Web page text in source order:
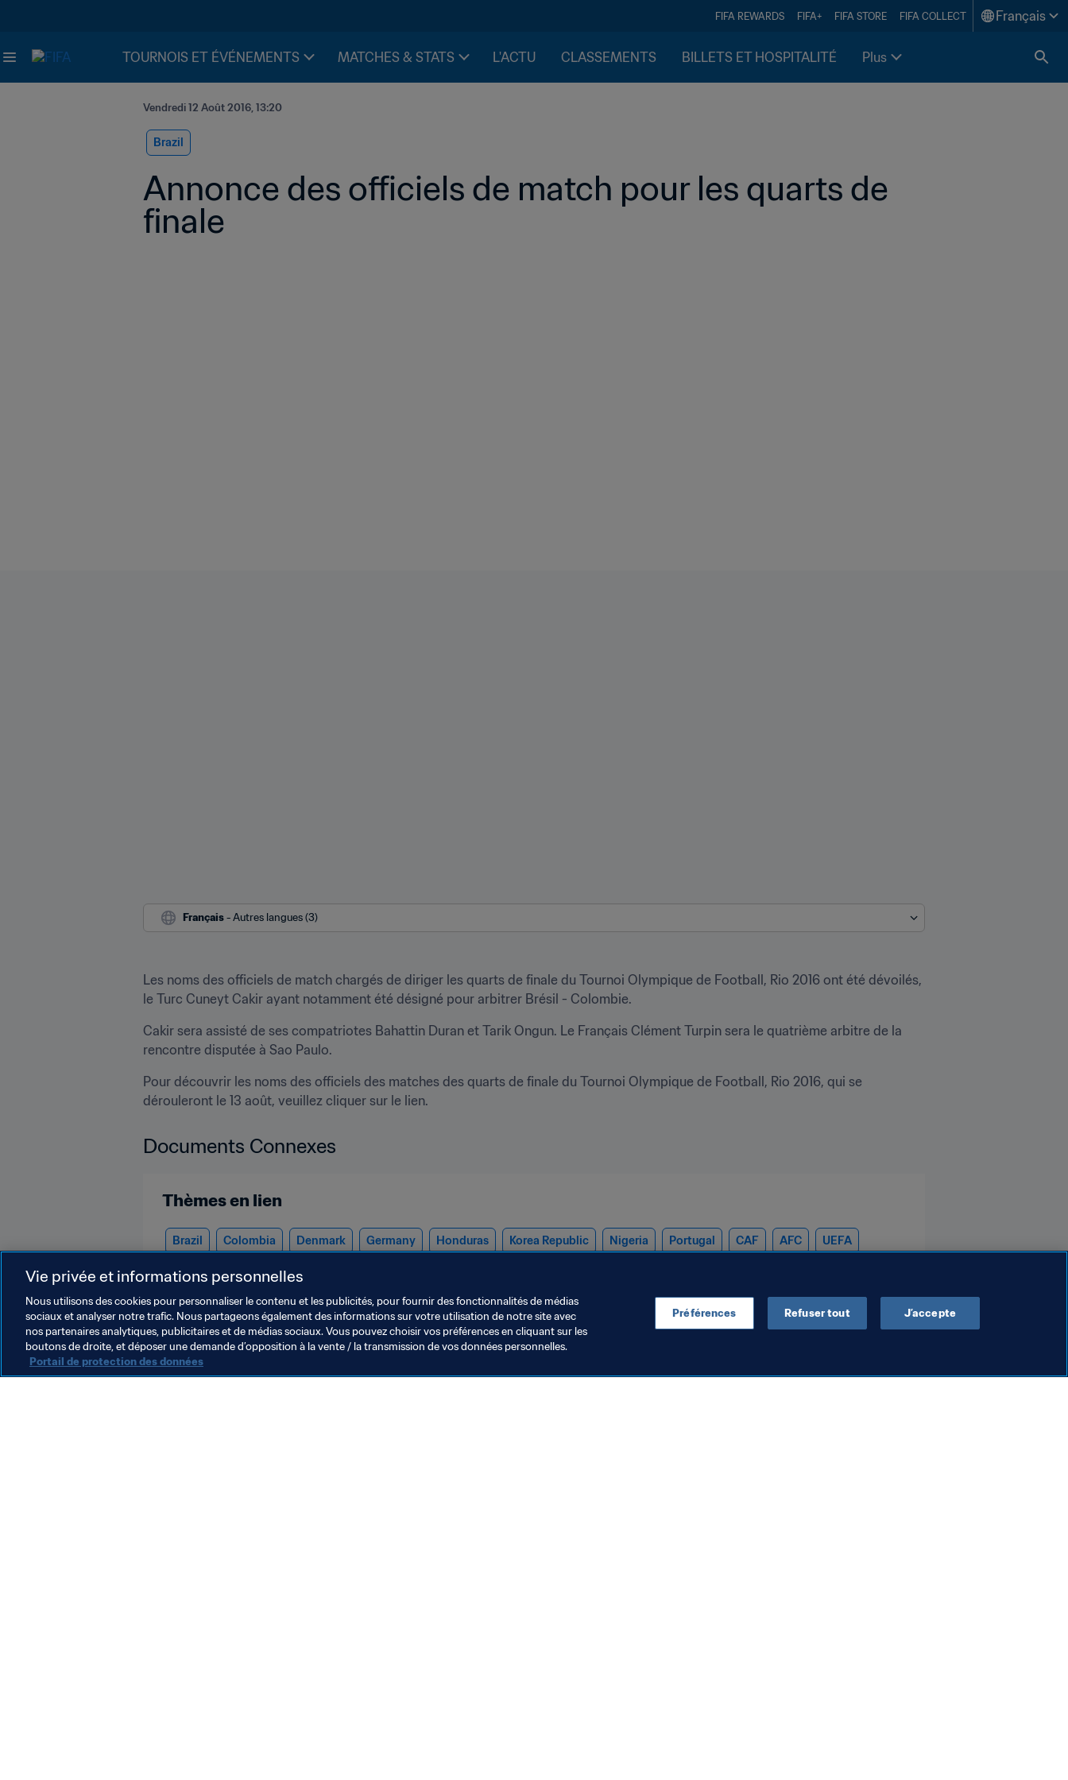
FIFA REWARDS FIFA+ FIFA STORE FIFA COLLECT Français
TOURNOIS ET ÉVÉNEMENTS MATCHES & STATS L'ACTU CLASSEMENTS BILLETS ET HOSPITALITÉ Plus
Vendredi 12 Août 2016, 13:20
Brazil
Annonce des officiels de match pour les quarts de
finale
Français - Autres langues (3)
Les noms des officiels de match chargés de diriger les quarts de finale du Tournoi Olympique de Football, Rio 2016 ont été dévoilés,
le Turc Cuneyt Cakir ayant notamment été désigné pour arbitrer Brésil - Colombie.
Cakir sera assisté de ses compatriotes Bahattin Duran et Tarik Ongun. Le Français Clément Turpin sera le quatrième arbitre de la
rencontre disputée à Sao Paulo.
Pour découvrir les noms des officiels des matches des quarts de finale du Tournoi Olympique de Football, Rio 2016, qui se
dérouleront le 13 août, veuillez cliquer sur le lien.
Documents Connexes
Thèmes en lien
Brazil Colombia Denmark Germany Honduras Korea Republic Nigeria Portugal CAF AFC UEFA
Concacaf CONMEBOL
Vie privée et informations personnelles
Nous utilisons des cookies pour personnaliser le contenu et les publicités, pour fournir des fonctionnalités de médias
sociaux et analyser notre trafic. Nous partageons également des informations sur votre utilisation de notre site avec
nos partenaires analytiques, publicitaires et de médias sociaux. Vous pouvez choisir vos préférences en cliquant sur les
boutons de droite, et déposer une demande d’opposition à la vente / la transmission de vos données personnelles.
Portail de protection des données
Préférences Refuser tout J’accepte